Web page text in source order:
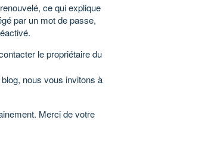
ce qui explique
par un mot de passe,
le propriétaire du
nous vous invitons à
Merci de votre